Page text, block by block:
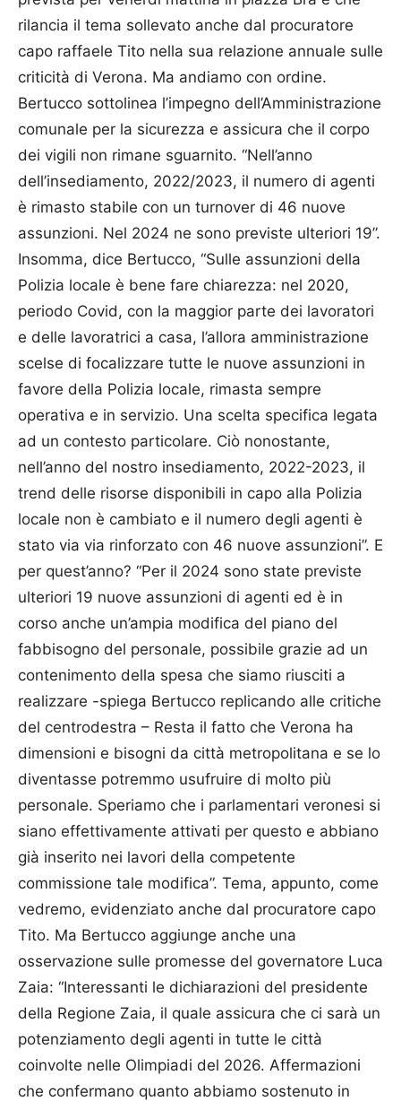
rilancia il tema sollevato anche dal procuratore
capo raffaele Tito nella sua relazione annuale sulle
criticità di Verona. Ma andiamo con ordine.
Bertucco sottolinea l’impegno dell’Amministrazione
comunale per la sicurezza e assicura che il corpo
dei vigili non rimane sguarnito. “Nell’anno
dell’insediamento, 2022/2023, il numero di agenti
è rimasto stabile con un turnover di 46 nuove
assunzioni. Nel 2024 ne sono previste ulteriori 19”.
Insomma, dice Bertucco, “Sulle assunzioni della
Polizia locale è bene fare chiarezza: nel 2020,
periodo Covid, con la maggior parte dei lavoratori
e delle lavoratrici a casa, l’allora amministrazione
scelse di focalizzare tutte le nuove assunzioni in
favore della Polizia locale, rimasta sempre
operativa e in servizio. Una scelta specifica legata
ad un contesto particolare. Ciò nonostante,
nell’anno del nostro insediamento, 2022-2023, il
trend delle risorse disponibili in capo alla Polizia
locale non è cambiato e il numero degli agenti è
stato via via rinforzato con 46 nuove assunzioni”. E
per quest’anno? “Per il 2024 sono state previste
ulteriori 19 nuove assunzioni di agenti ed è in
corso anche un’ampia modifica del piano del
fabbisogno del personale, possibile grazie ad un
contenimento della spesa che siamo riusciti a
realizzare -spiega Bertucco replicando alle critiche
del centrodestra – Resta il fatto che Verona ha
dimensioni e bisogni da città metropolitana e se lo
diventasse potremmo usufruire di molto più
personale. Speriamo che i parlamentari veronesi si
siano effettivamente attivati per questo e abbiano
già inserito nei lavori della competente
commissione tale modifica”. Tema, appunto, come
vedremo, evidenziato anche dal procuratore capo
Tito. Ma Bertucco aggiunge anche una
osservazione sulle promesse del governatore Luca
Zaia: “Interessanti le dichiarazioni del presidente
della Regione Zaia, il quale assicura che ci sarà un
potenziamento degli agenti in tutte le città
coinvolte nelle Olimpiadi del 2026. Affermazioni
che confermano quanto abbiamo sostenuto in